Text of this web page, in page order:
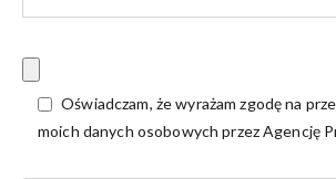
Oświadczam, że wyrażam zgodę na
moich danych osobowych przez Agencję